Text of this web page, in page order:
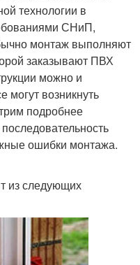
технологии в
СНиП,
монтаж выполняют
заказывают ПВХ
можно и
могут возникнуть
подробнее
ошибки монтажа.
из следующих